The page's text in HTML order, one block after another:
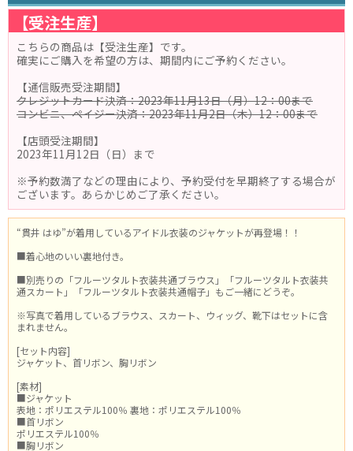
【受注生産】
こちらの商品は【受注生産】です。
確実にご購入を希望の方は、期間内にご予約ください。
【通信販売受注期間】
クレジットカード決済：2023年11月13日（月）12：00まで
コンビニ、ペイジー決済：2023年11月2日（木）12：00まで
【店頭受注期間】
2023年11月12日（日）まで
※予約数満了などの理由により、予約受付を早期終了する場合が
ございます。あらかじめご了承ください。
“貫井 はゆ”が着用しているアイドル衣装のジャケットが再登場！！
■着心地のいい裏地付き。
■別売りの「フルーツタルト衣装共通ブラウス」「フルーツタルト衣装共
通スカート」「フルーツタルト衣装共通帽子」もご一緒にどうぞ。
※写真で着用しているブラウス、スカート、ウィッグ、靴下はセットに含
まれません。
[セット内容]
ジャケット、首リボン、胸リボン
[素材]
■ジャケット
表地：ポリエステル100％ 裏地：ポリエステル100％
■首リボン
ポリエステル100％
■胸リボン